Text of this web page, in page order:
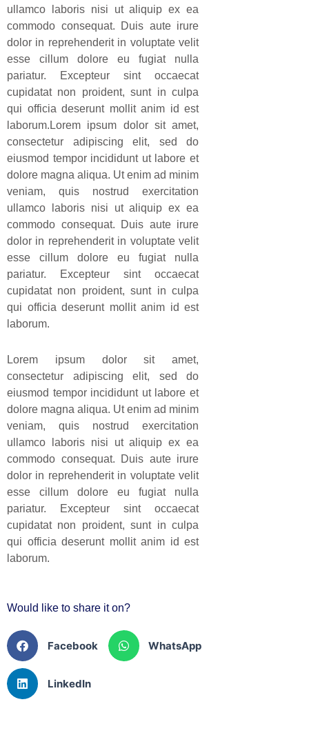
ullamco laboris nisi ut aliquip ex ea
commodo consequat. Duis aute irure
dolor in reprehenderit in voluptate velit
esse cillum dolore eu fugiat nulla
pariatur. Excepteur sint occaecat
cupidatat non proident, sunt in culpa
qui officia deserunt mollit anim id est
laborum.Lorem ipsum dolor sit amet,
consectetur adipiscing elit, sed do
eiusmod tempor incididunt ut labore et
dolore magna aliqua. Ut enim ad minim
veniam, quis nostrud exercitation
ullamco laboris nisi ut aliquip ex ea
commodo consequat. Duis aute irure
dolor in reprehenderit in voluptate velit
esse cillum dolore eu fugiat nulla
pariatur. Excepteur sint occaecat
cupidatat non proident, sunt in culpa
qui officia deserunt mollit anim id est
laborum.
Lorem ipsum dolor sit amet,
consectetur adipiscing elit, sed do
eiusmod tempor incididunt ut labore et
dolore magna aliqua. Ut enim ad minim
veniam, quis nostrud exercitation
ullamco laboris nisi ut aliquip ex ea
commodo consequat. Duis aute irure
dolor in reprehenderit in voluptate velit
esse cillum dolore eu fugiat nulla
pariatur. Excepteur sint occaecat
cupidatat non proident, sunt in culpa
qui officia deserunt mollit anim id est
laborum.
Would like to share it on?
Facebook WhatsApp
LinkedIn